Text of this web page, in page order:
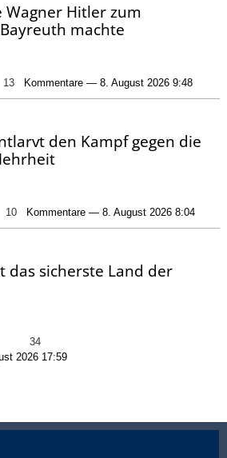
Wagner Hitler zum
machte
13 Kommentare — 8. August 2026 9:48
den Kampf gegen die
10 Kommentare — 8. August 2026 8:04
das sicherste Land der
34
2026 17:59